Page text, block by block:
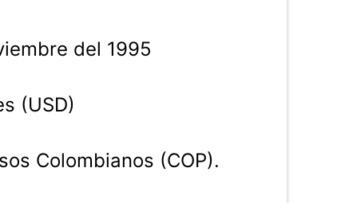
del 1995
(USD)
Colombianos (COP).